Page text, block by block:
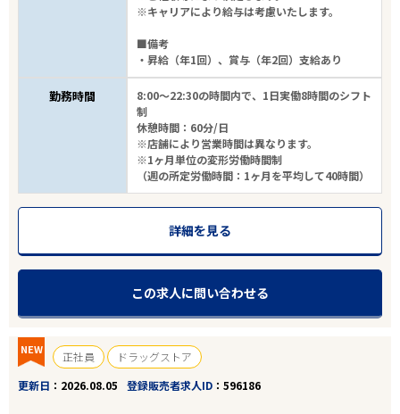
※キャリアにより給与は考慮いたします。
■備考
・昇給（年1回）、賞与（年2回）支給あり
勤務時間
8:00～22:30の時間内で、1日実働8時間のシフト
制
休憩時間：60分/日
※店舗により営業時間は異なります。
※1ヶ月単位の変形労働時間制
（週の所定労働時間：1ヶ月を平均して40時間）
詳細を見る
この求人に問い合わせる
NEW 正社員
ドラッグストア
更新日
2026.08.05 登録販売者求人ID 596186